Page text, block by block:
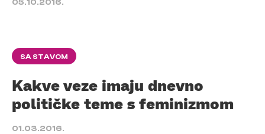
05.10.2016.
SA STAVOM
Kakve veze imaju dnevno
političke teme s feminizmom
01.03.2016.